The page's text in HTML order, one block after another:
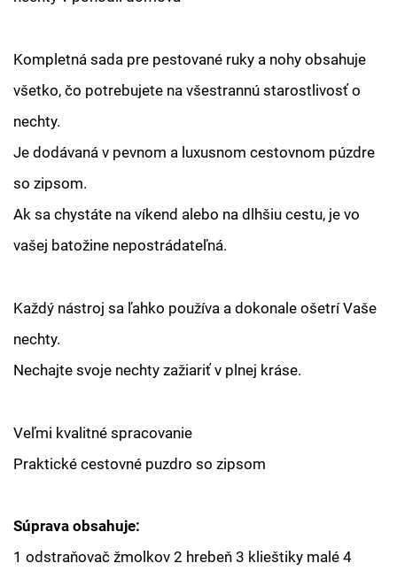
Kompletná sada pre pestované ruky a nohy obsahuje
všetko, čo potrebujete na všestrannú starostlivosť o
nechty.
Je dodávaná v pevnom a luxusnom cestovnom púzdre
so zipsom.
Ak sa chystáte na víkend alebo na dlhšiu cestu, je vo
vašej batožine nepostrádateľná.
Každý nástroj sa ľahko používa a dokonale ošetrí Vaše
nechty.
Nechajte svoje nechty zažiariť v plnej kráse.
Veľmi kvalitné spracovanie
Praktické cestovné puzdro so zipsom
Súprava obsahuje:
1 odstraňovač žmolkov 2 hrebeň 3 klieštiky malé 4